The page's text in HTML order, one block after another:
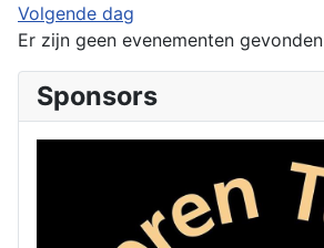
Volgende dag
Er zijn geen evenementen gevonden
Sponsors